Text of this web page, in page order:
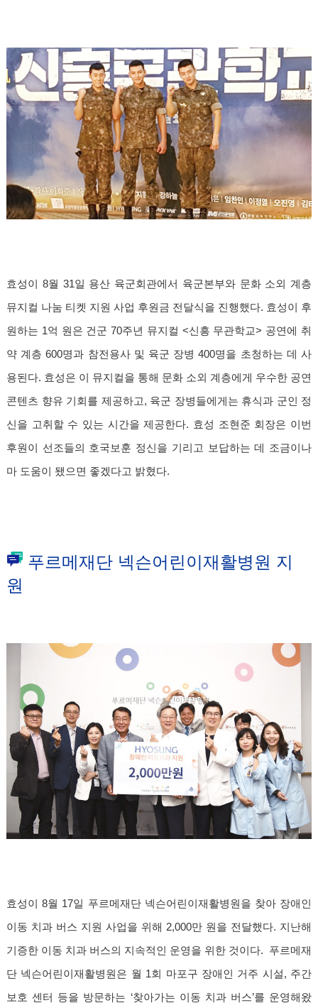
효성이 8월 31일 용산 육군회관에서 육군본부와 문화 소외 계층
뮤지컬 나눔 티켓 지원 사업 후원금 전달식을 진행했다. 효성이 후
원하는 1억 원은 건군 70주년 뮤지컬 <신흥 무관학교> 공연에 취
약 계층 600명과 참전용사 및 육군 장병 400명을 초청하는 데 사
용된다. 효성은 이 뮤지컬을 통해 문화 소외 계층에게 우수한 공연
콘텐츠 향유 기회를 제공하고, 육군 장병들에게는 휴식과 군인 정
신을 고취할 수 있는 시간을 제공한다. 효성 조현준 회장은 이번
후원이 선조들의 호국보훈 정신을 기리고 보답하는 데 조금이나
마 도움이 됐으면 좋겠다고 밝혔다.
푸르메재단 넥슨어린이재활병원 지
원
효성이 8월 17일 푸르메재단 넥슨어린이재활병원을 찾아 장애인
이동 치과 버스 지원 사업을 위해 2,000만 원을 전달했다. 지난해
기증한 이동 치과 버스의 지속적인 운영을 위한 것이다. 푸르메재
단 넥슨어린이재활병원은 월 1회 마포구 장애인 거주 시설, 주간
보호 센터 등을 방문하는 ‘찾아가는 이동 치과 버스’를 운영해왔